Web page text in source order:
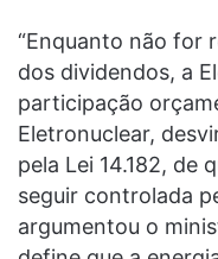
“Enquanto não for
dos dividendos, a
participação
Eletronuclear,
pela Lei 14.182, de
seguir controlada
argumentou o